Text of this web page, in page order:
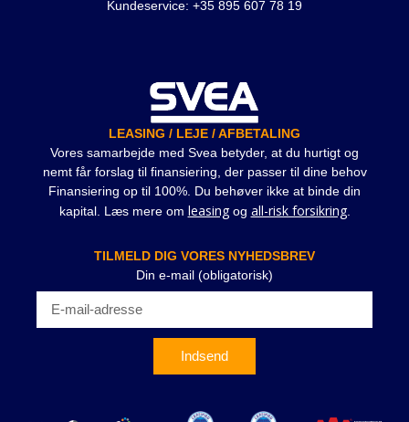
Kundeservice: +35 895 607 78 19
LEASING / LEJE / AFBETALING
Vores samarbejde med Svea betyder, at du hurtigt og
nemt får forslag til finansiering, der passer til dine behov
Finansiering op til 100%. Du behøver ikke at binde din
kapital. Læs mere om leasingog all-risk forsikring.
TILMELD DIG VORES NYHEDSBREV
Din e-mail (obligatorisk)
Indsend